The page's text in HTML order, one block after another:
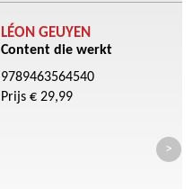
LÉON GEUYEN
Content die werkt
9789463564540
Prijs € 29,99